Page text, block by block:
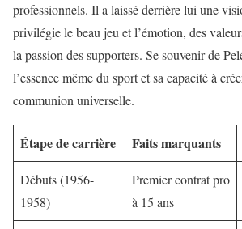
professionnels. Il a laissé derrière lui une
privilégie le beau jeu et l’émotion, des
la passion des supporters. Se souvenir de
l’essence même du sport et sa capacité à
communion universelle.
Étape de carrière Faits marquants
Débuts (1956-
1958)
Premier contrat pro
à 15 ans